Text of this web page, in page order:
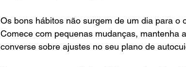
Os bons hábitos não surgem de um dia para
Comece com pequenas mudanças, mantenha
converse sobre ajustes no seu plano de